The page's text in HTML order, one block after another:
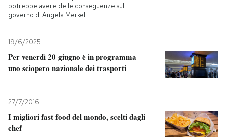
potrebbe avere delle conseguenze sul
governo di Angela Merkel
19/6/2025
Per venerdì 20 giugno è in programma
uno sciopero nazionale dei trasporti
27/7/2016
I migliori fast food del mondo, scelti dagli
chef